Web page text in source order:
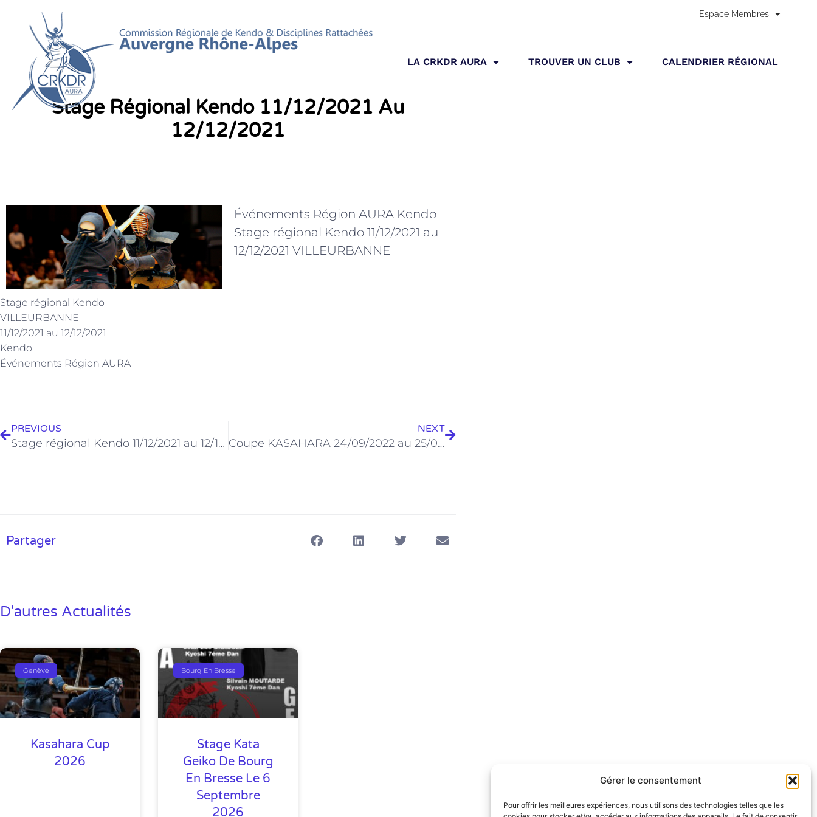
Gérer le consentement
Pour offrir les meilleures expériences, nous utilisons des technologies telles que les
contenu
Espace Membres
LA CRKDR AURA TROUVER UN CLUB CALENDRIER RÉGIONAL
Stage Régional Kendo 11/12/2021 Au
12/12/2021
Événements Région AURA Kendo
Stage régional Kendo 11/12/2021 au
12/12/2021 VILLEURBANNE
Stage régional Kendo
VILLEURBANNE
11/12/2021 au 12/12/2021
Kendo
Événements Région AURA
PREVIOUS
Stage régional Kendo 11/12/2021 au 12/12/2021
NEXT
Coupe KASAHARA 24/09/2022 au 25/09/2022
Partager
D'autres Actualités
Genève
Kasahara Cup
2026
Bourg En Bresse
Stage Kata
Geiko De Bourg
En Bresse Le 6
Septembre
2026